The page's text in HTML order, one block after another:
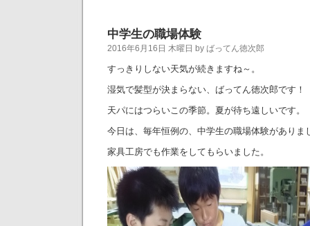
中学生の職場体験
2016年6月16日 木曜日 by ばってん徳次郎
すっきりしない天気が続きますね～。
湿気で髪型が決まらない、ばってん徳次郎です！
天パにはつらいこの季節。夏が待ち遠しいです。
今日は、毎年恒例の、中学生の職場体験がありま
家具工房でも作業をしてもらいました。